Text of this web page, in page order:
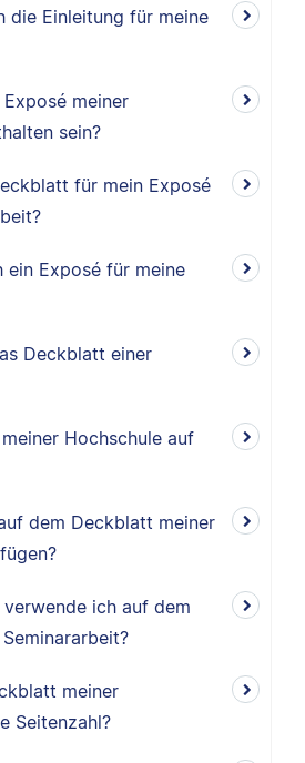
die Einleitung für meine
meiner
sein?
für mein Exposé
ein Exposé für meine
Deckblatt einer
Hochschule auf
dem Deckblatt meiner
ich auf dem
meiner
Seitenzahl?